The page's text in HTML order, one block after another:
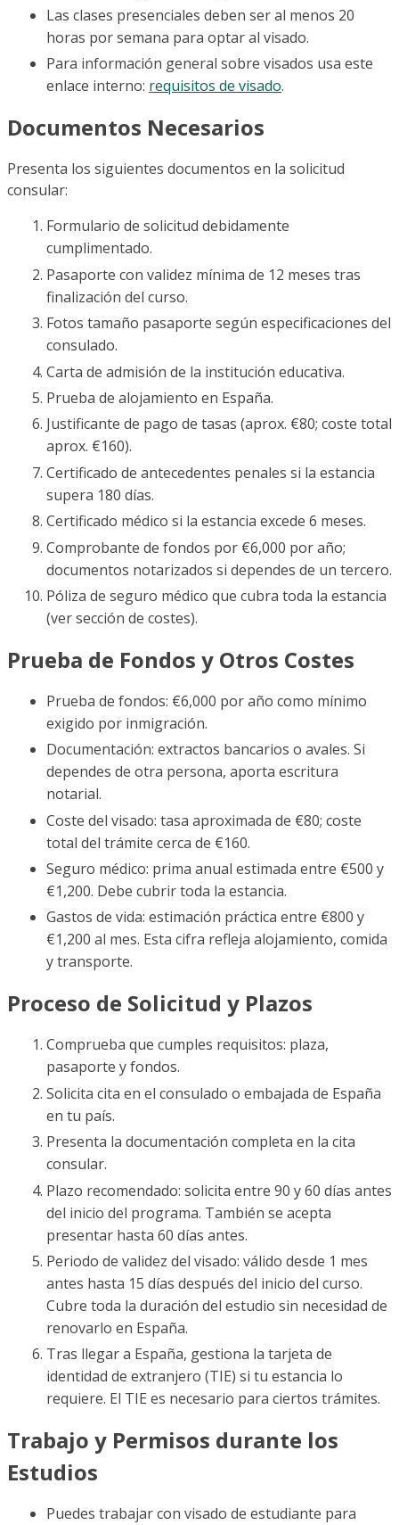
Las clases presenciales deben ser al menos 20
horas por semana para optar al visado.
Para información general sobre visados usa este
enlace interno: requisitos de visado.
Documentos Necesarios
Presenta los siguientes documentos en la solicitud
consular:
Formulario de solicitud debidamente
cumplimentado.
Pasaporte con validez mínima de 12 meses tras
finalización del curso.
Fotos tamaño pasaporte según especificaciones del
consulado.
Carta de admisión de la institución educativa.
Prueba de alojamiento en España.
Justificante de pago de tasas (aprox. €80; coste total
aprox. €160).
Certificado de antecedentes penales si la estancia
supera 180 días.
Certificado médico si la estancia excede 6 meses.
Comprobante de fondos por €6,000 por año;
documentos notarizados si dependes de un tercero.
Póliza de seguro médico que cubra toda la estancia
(ver sección de costes).
Prueba de Fondos y Otros Costes
Prueba de fondos: €6,000 por año como mínimo
exigido por inmigración.
Documentación: extractos bancarios o avales. Si
dependes de otra persona, aporta escritura
notarial.
Coste del visado: tasa aproximada de €80; coste
total del trámite cerca de €160.
Seguro médico: prima anual estimada entre €500 y
€1,200. Debe cubrir toda la estancia.
Gastos de vida: estimación práctica entre €800 y
€1,200 al mes. Esta cifra refleja alojamiento, comida
y transporte.
Proceso de Solicitud y Plazos
Comprueba que cumples requisitos: plaza,
pasaporte y fondos.
Solicita cita en el consulado o embajada de España
en tu país.
Presenta la documentación completa en la cita
consular.
Plazo recomendado: solicita entre 90 y 60 días antes
del inicio del programa. También se acepta
presentar hasta 60 días antes.
Periodo de validez del visado: válido desde 1 mes
antes hasta 15 días después del inicio del curso.
Cubre toda la duración del estudio sin necesidad de
renovarlo en España.
Tras llegar a España, gestiona la tarjeta de
identidad de extranjero (TIE) si tu estancia lo
requiere. El TIE es necesario para ciertos trámites.
Trabajo y Permisos durante los
Estudios
Puedes trabajar con visado de estudiante para